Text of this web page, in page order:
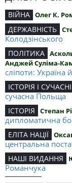
ВІЙНА Олег К.
ДЕРЖАВНІСТЬ
Колодзінського
ПОЛІТИКА
Анджей Суліма-
сліпоти: Україна
ІСТОРІЯ І
сучасна Польща
ІСТОРІЯ Степан
дипломатична
ЕЛІТА НАЦІЇ
центральна
НАШІ ВИДАННЯ
Романчука